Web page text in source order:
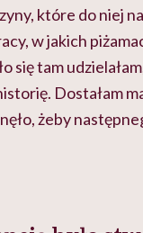
które do niej
w jakich
się tam
Dostałam
żeby